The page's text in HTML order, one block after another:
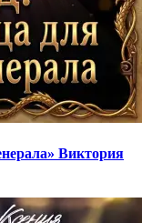
Виктория